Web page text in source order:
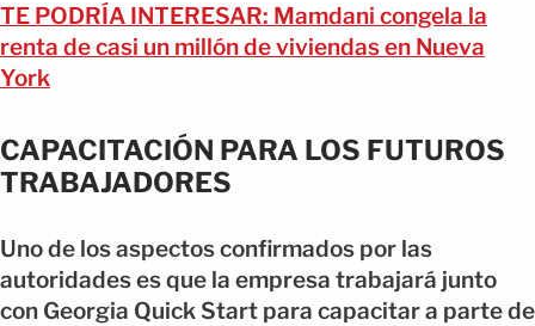
TE PODRÍA INTERESAR: Mamdani congela la
renta de casi un millón de viviendas en Nueva
York
CAPACITACIÓN PARA LOS FUTUROS
TRABAJADORES
Uno de los aspectos confirmados por las
autoridades es que la empresa trabajará junto
con Georgia Quick Start para capacitar a parte de